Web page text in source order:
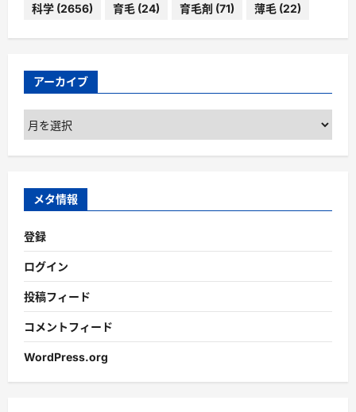
科学 (2656) 育毛 (24) 育毛剤 (71) 薄毛 (22)
アーカイブ
ア
ー
カ
ブ
メタ情報
登録
ログイン
投稿フィード
コメントフィード
WordPress.org